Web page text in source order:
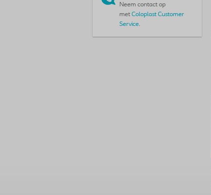
Neem contact op
met Coloplast Customer
Service.